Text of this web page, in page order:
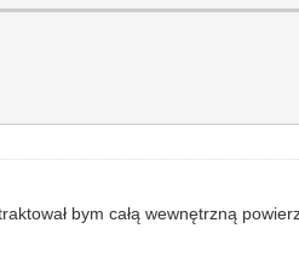
bym całą wewnętrzną